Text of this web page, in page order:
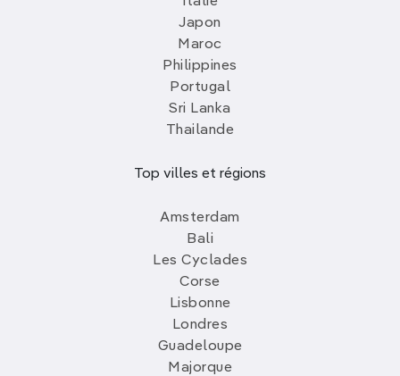
Japon
Maroc
Philippines
Portugal
Sri Lanka
Thailande
Top villes et régions
Amsterdam
Bali
Les Cyclades
Corse
Lisbonne
Londres
Guadeloupe
Majorque